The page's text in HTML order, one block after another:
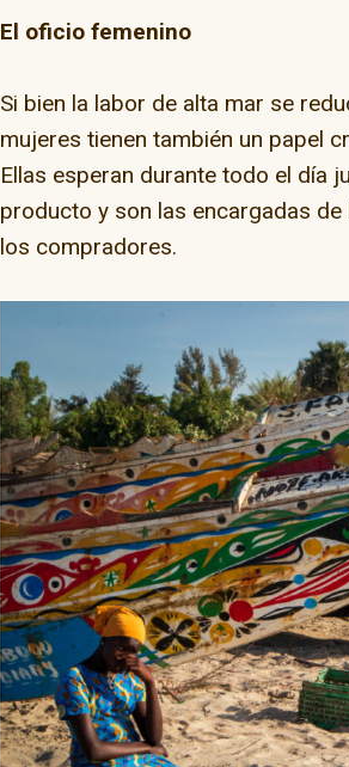
El oficio femenino
Si bien la labor de alta mar se
mujeres tienen también un papel
Ellas esperan durante todo el día
producto y son las encargadas
los compradores.